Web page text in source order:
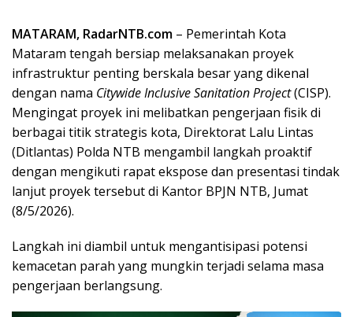
MATARAM, RadarNTB.com – Pemerintah Kota
Mataram tengah bersiap melaksanakan proyek
infrastruktur penting berskala besar yang dikenal
dengan nama Citywide Inclusive Sanitation Project(CISP).
Mengingat proyek ini melibatkan pengerjaan fisik di
berbagai titik strategis kota, Direktorat Lalu Lintas
(Ditlantas) Polda NTB mengambil langkah proaktif
dengan mengikuti rapat ekspose dan presentasi tindak
lanjut proyek tersebut di Kantor BPJN NTB, Jumat
(8/5/2026).
Langkah ini diambil untuk mengantisipasi potensi
kemacetan parah yang mungkin terjadi selama masa
pengerjaan berlangsung.